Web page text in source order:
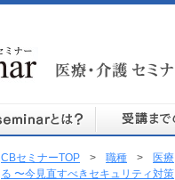
CBセミナーTOP > 職種 > 医療
る 〜今見直すべきセキュリティ対策